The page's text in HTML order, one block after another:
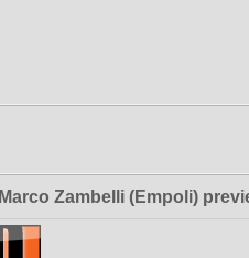
Marco Zambelli (Empoli)